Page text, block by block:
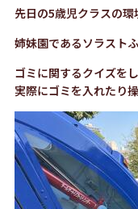
先日の5歳児クラスの環
姉妹園であるソラスト
ゴミに関するクイズを
実際にゴミを入れたり